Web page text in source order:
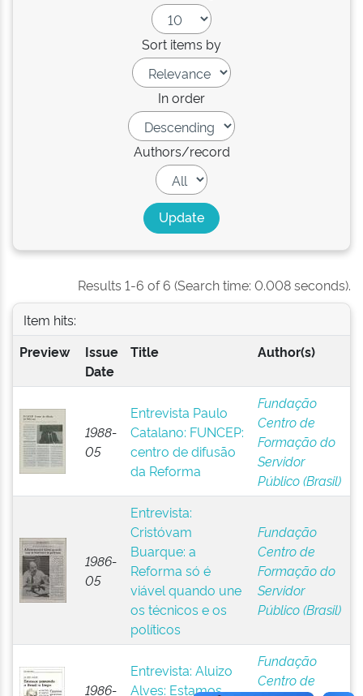
Sort items by
In order
Authors/record
Results 1-6 of 6 (Search time: 0.008 seconds).
Item hits:
Preview
Issue
Date
Title Author(s)
1988-
05
Entrevista Paulo
Catalano: FUNCEP:
centro de difusão
da Reforma
Fundação
Centro de
Formação do
Servidor
Público (Brasil)
1986-
05
Entrevista:
Cristóvam
Buarque: a
Reforma só é
viável quando une
os técnicos e os
políticos
Fundação
Centro de
Formação do
Servidor
Público (Brasil)
1986-
Entrevista: Aluizo
Alves: Estamos
Fundação
Centro de